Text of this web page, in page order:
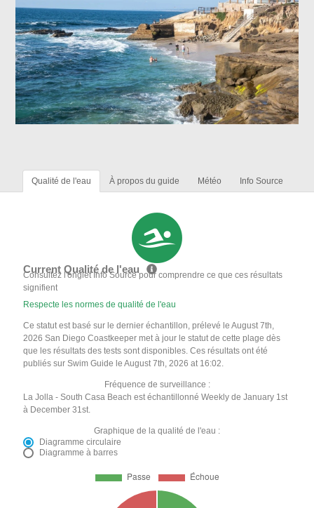
Qualité de l'eau À propos du guide Météo Info Source
Current Qualité de l'eau
Consultez l'onglet Info Source pour comprendre ce que ces résultats
signifient
Respecte les normes de qualité de l'eau
Ce statut est basé sur le dernier échantillon, prélevé le August 7th,
2026 San Diego Coastkeeper met à jour le statut de cette plage dès
que les résultats des tests sont disponibles. Ces résultats ont été
publiés sur Swim Guide le August 7th, 2026 at 16:02.
Fréquence de surveillance :
La Jolla - South Casa Beach est échantillonné Weekly de January 1st
à December 31st.
Graphique de la qualité de l'eau :
Diagramme circulaire
Diagramme à barres